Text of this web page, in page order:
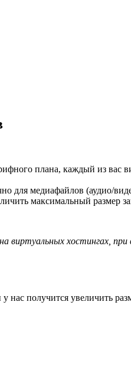
плана, каждый из
для медиафайлов (аудио/
максимальный размер
хостингах,
нас получится увеличить